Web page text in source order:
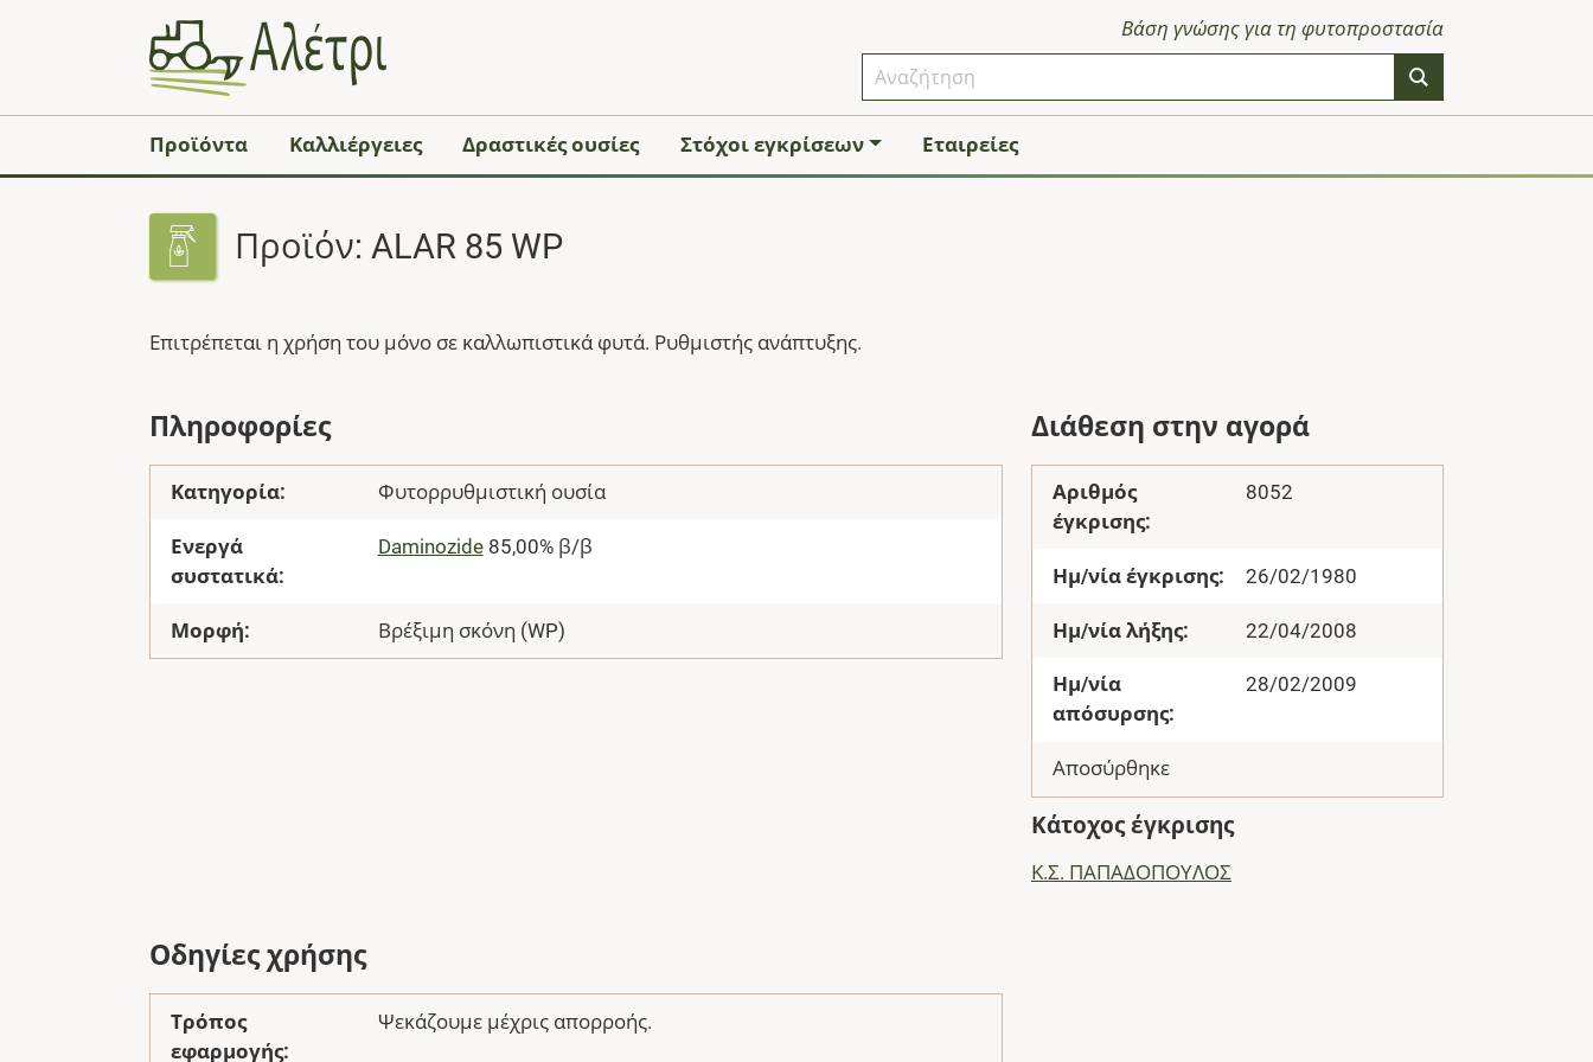
Βάση γνώσης για τη φυτοπροστασία
Προϊόντα Καλλιέργειες Δραστικές ουσίες Στόχοι εγκρίσεων Εταιρείες
Προϊόν: ALAR 85 WP
Επιτρέπεται η χρήση του μόνο σε καλλωπιστικά φυτά. Ρυθμιστής ανάπτυξης.
Πληροφορίες
Κατηγορία: Φυτορρυθμιστική ουσία
Ενεργά
συστατικά:
Daminozide85,00% β/β
Μορφή: Βρέξιμη σκόνη (WP)
Διάθεση στην αγορά
Αριθμός
έγκρισης:
8052
Ημ/νία έγκρισης: 26/02/1980
Ημ/νία λήξης: 22/04/2008
Ημ/νία
απόσυρσης:
28/02/2009
Αποσύρθηκε
Κάτοχος έγκρισης
Κ.Σ. ΠΑΠΑΔΟΠΟΥΛΟΣ
Οδηγίες χρήσης
Τρόπος
εφαρμογής:
Ψεκάζουμε μέχρις απορροής.